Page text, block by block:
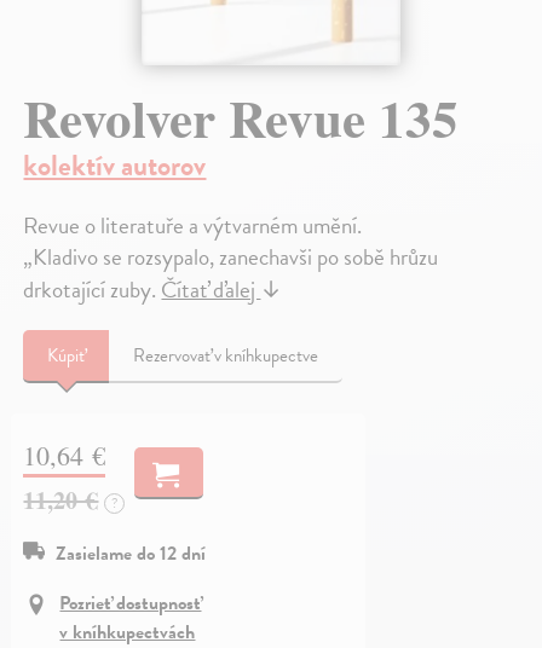
Revolver Revue 135
kolektív autorov
Revue o literatuře a výtvarném umění.
„Kladivo se rozsypalo, zanechavši po sobě hrůzu
drkotající zuby. Čítať ďalej ↓
Kúpiť Rezervovať v kníhkupectve
10,64 €
11,20 € ?
Zasielame do 12 dní
Pozrieť dostupnosť
v kníhkupectvách